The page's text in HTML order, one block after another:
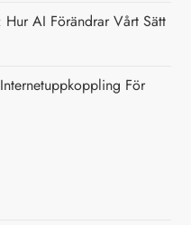
AI Förändrar Vårt Sätt
För